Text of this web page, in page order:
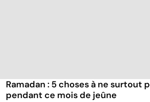
Ramadan : 5 choses à ne surtout
pendant ce mois de jeûne